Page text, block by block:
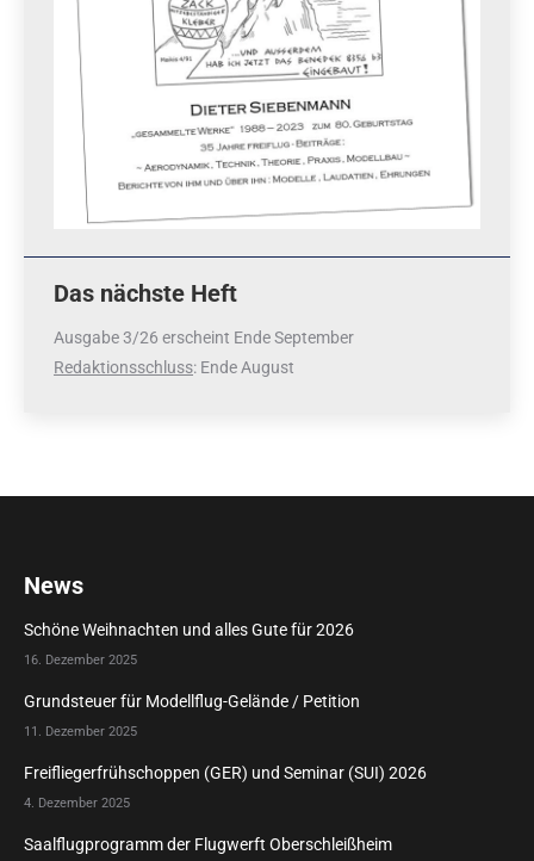
Das nächste Heft
Ausgabe 3/26 erscheint Ende September
Redaktionsschluss: Ende August
News
Schöne Weihnachten und alles Gute für 2026
16. Dezember 2025
Grundsteuer für Modellflug-Gelände / Petition
11. Dezember 2025
Freifliegerfrühschoppen (GER) und Seminar (SUI) 2026
4. Dezember 2025
Saalflugprogramm der Flugwerft Oberschleißheim